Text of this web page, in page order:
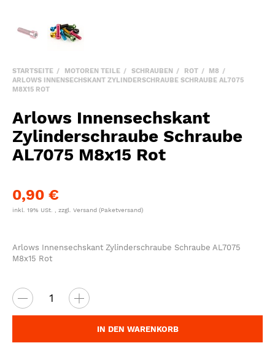
STARTSEITE MOTOREN TEILE SCHRAUBEN ROT
M8
ARLOWS INNENSECHSKANT ZYLINDERSCHRAUBE SCHRAUBE AL7075
M8X15 ROT
Arlows Innensechskant
Zylinderschraube Schraube
AL7075 M8x15 Rot
0,90 €
inkl. 19% USt. , zzgl. Versand (Paketversand)
Arlows Innensechskant Zylinderschraube Schraube AL7075
M8x15 Rot
IN DEN WARENKORB